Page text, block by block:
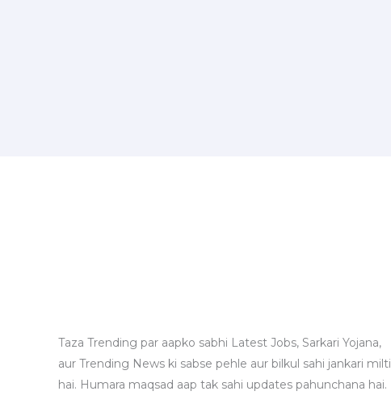
Taza Trending par aapko sabhi Latest Jobs, Sarkari Yojana,
aur Trending News ki sabse pehle aur bilkul sahi jankari milti
hai. Humara maqsad aap tak sahi updates pahunchana hai.